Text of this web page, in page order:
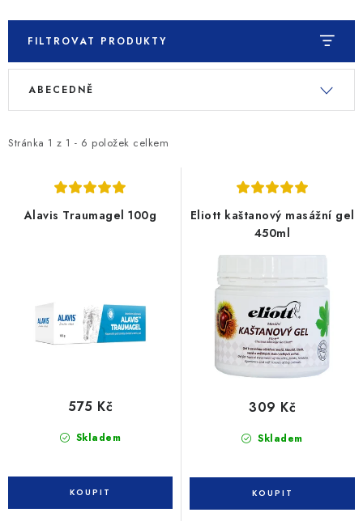
FILTROVAT PRODUKTY
V
i
Stránka 1 z 1 - 6 položek celkem
Ř
e
ABECEDNĚ
Alavis Traumagel 100g
Skladem
575 Kč
Eliott kaštanový masážní gel
450ml
Skladem
309 Kč